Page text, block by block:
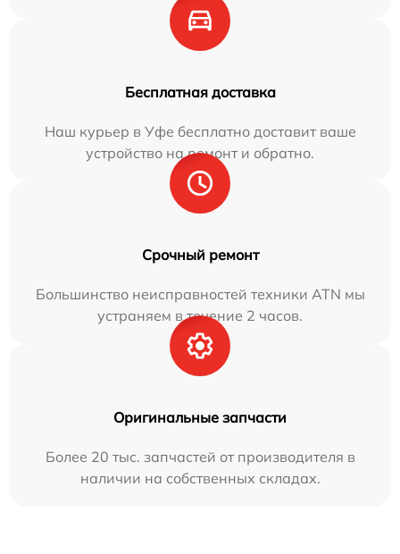
Бесплатная доставка
Наш курьер в Уфе бесплатно доставит ваше
устройство на ремонт и обратно.
Срочный ремонт
Большинство неисправностей техники ATN мы
устраняем в течение 2 часов.
Оригинальные запчасти
Более 20 тыс. запчастей от производителя в
наличии на собственных складах.